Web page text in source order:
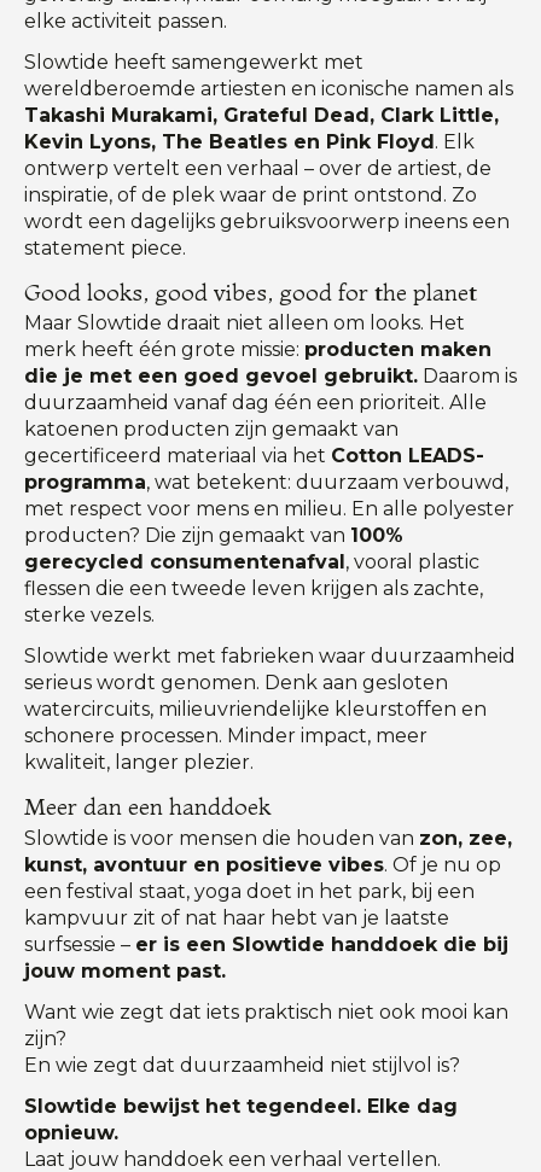
elke activiteit passen.
Slowtide heeft samengewerkt met
wereldberoemde artiesten en iconische namen als
Takashi Murakami, Grateful Dead, Clark Little,
Kevin Lyons, The Beatles en Pink Floyd . Elk
ontwerp vertelt een verhaal – over de artiest, de
inspiratie, of de plek waar de print ontstond. Zo
wordt een dagelijks gebruiksvoorwerp ineens een
statement piece.
Good looks, good vibes, good for the planet
Maar Slowtide draait niet alleen om looks. Het
merk heeft één grote missie: producten maken
die je met een goed gevoel gebruikt. Daarom is
duurzaamheid vanaf dag één een prioriteit. Alle
katoenen producten zijn gemaakt van
gecertificeerd materiaal via het Cotton LEADS-
programma, wat betekent: duurzaam verbouwd,
met respect voor mens en milieu. En alle polyester
producten? Die zijn gemaakt van 100%
gerecycled consumentenafval , vooral plastic
flessen die een tweede leven krijgen als zachte,
sterke vezels.
Slowtide werkt met fabrieken waar duurzaamheid
serieus wordt genomen. Denk aan gesloten
watercircuits, milieuvriendelijke kleurstoffen en
schonere processen. Minder impact, meer
kwaliteit, langer plezier.
Meer dan een handdoek
Slowtide is voor mensen die houden van zon, zee,
kunst, avontuur en positieve vibes. Of je nu op
een festival staat, yoga doet in het park, bij een
kampvuur zit of nat haar hebt van je laatste
surfsessie – er is een Slowtide handdoek die bij
jouw moment past.
Want wie zegt dat iets praktisch niet ook mooi kan
zijn?
En wie zegt dat duurzaamheid niet stijlvol is?
Slowtide bewijst het tegendeel. Elke dag
opnieuw.
Laat jouw handdoek een verhaal vertellen.